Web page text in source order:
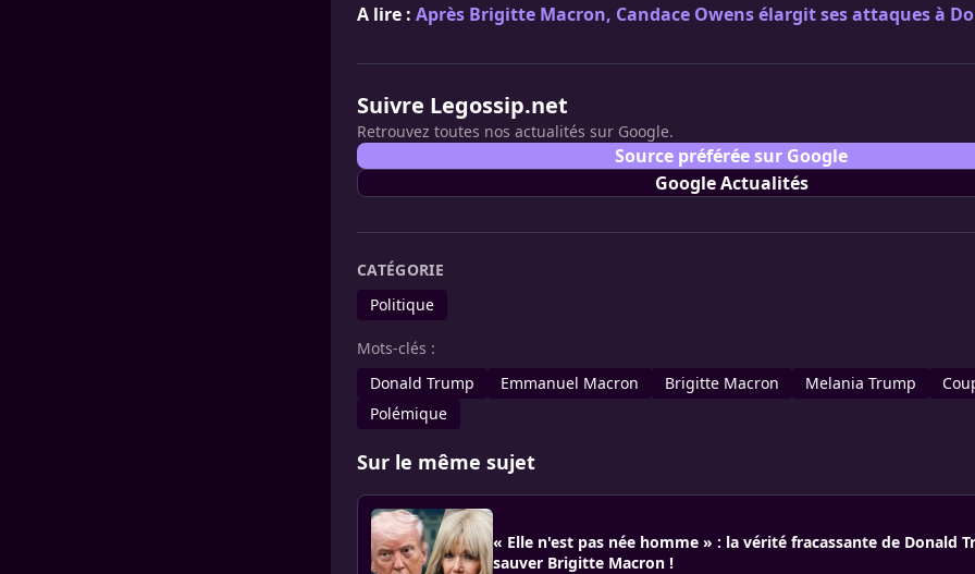
A lire : Après Brigitte Macron, Candace Owens élargit ses attaques à
Suivre Legossip.net
Retrouvez toutes nos actualités sur Google.
Source préférée sur Google
Google Actualités
CATÉGORIE
Politique
Mots-clés :
Donald Trump
Emmanuel Macron Brigitte Macron Melania Trump
Polémique
Sur le même sujet
« Elle n'est pas née homme » : la vérité fracassante de Donald
sauver Brigitte Macron !